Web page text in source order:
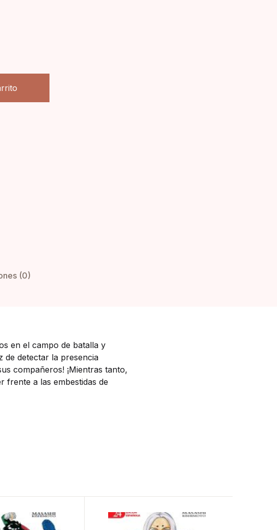
(0)
en el campo de batalla y
de detectar la presencia
compañeros! ¡Mientras tanto,
frente a las embestidas de